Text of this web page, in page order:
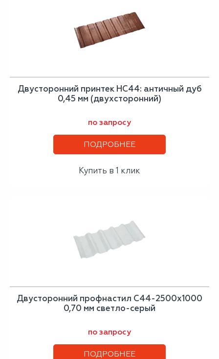
Двусторонний принтек НС44: античный дуб
0,45 мм (двухсторонний)
по запросу
ПОДРОБНЕЕ
Купить в 1 клик
Двусторонний профнастил С44-2500х1000
0,70 мм светло-серый
по запросу
ПОДРОБНЕЕ